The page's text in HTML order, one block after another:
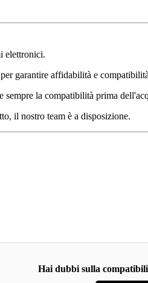
elettronici.
garantire affidabilità e
la compatibilità prima
il nostro team è a disposizione.
Hai dubbi sulla